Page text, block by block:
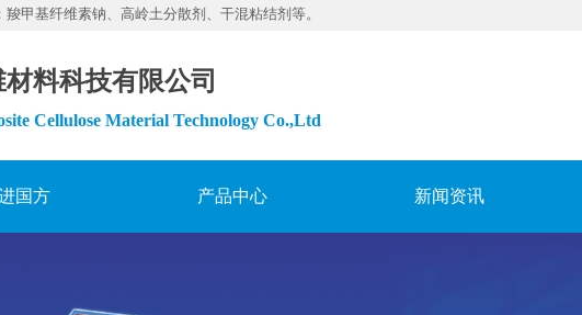
甲基纤维素钠、高岭土分散剂、干混粘结剂等。
料科技有限公司
Cellulose Material Technology Co.,Ltd
国方 产品中心 新闻资讯